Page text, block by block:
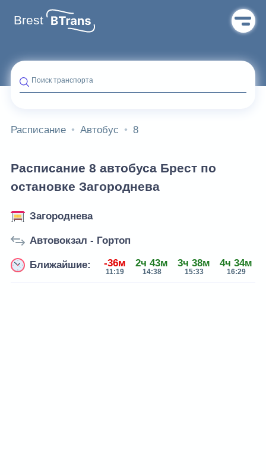
Brest
Поиск транспорта
Расписание Автобус 8
Расписание 8 автобуса Брест по
остановке Загороднева
Загороднева
Автовокзал - Гортоп
Ближайшие: -36м
11:19
2ч 43м
14:38
3ч 38м
15:33
4ч 34м
16:29